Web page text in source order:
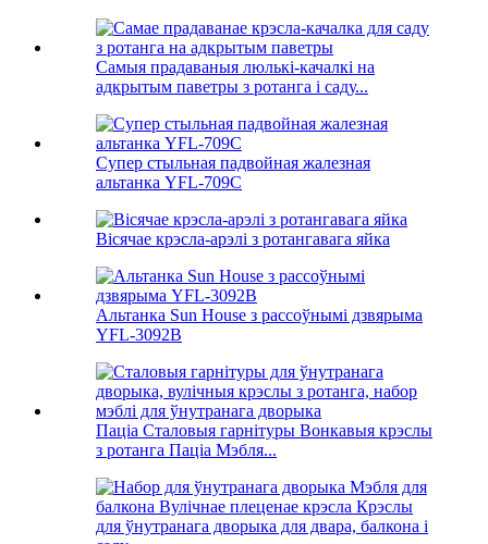
Самыя прадаваныя люлькі-качалкі на
адкрытым паветры з ротанга і саду...
Супер стыльная падвойная жалезная
альтанка YFL-709C
Вісячае крэсла-арэлі з ротангавага яйка
Альтанка Sun House з рассоўнымі дзвярыма
YFL-3092B
Паціа Сталовыя гарнітуры Вонкавыя крэслы
з ротанга Паціа Мэбля...